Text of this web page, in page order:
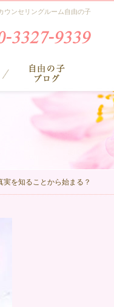
ンセリングルーム自由の子
実を知ることから始まる？